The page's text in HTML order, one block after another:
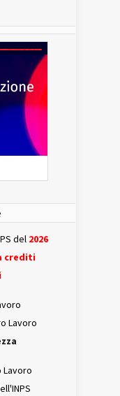
del 2026
crediti
Lavoro